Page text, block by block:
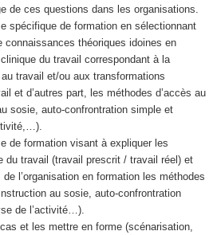
de ces questions dans les organisations.
spécifique de formation en sélectionnant
connaissances théoriques idoines en
du travail correspondant à la
travail et/ou aux transformations
et d’autres part, les méthodes d’accès au
sosie, auto-confrontration simple et
de formation visant à expliquer les
du travail (travail prescrit / travail réel) et
l’organisation en formation les méthodes
au sosie, auto-confrontration
de l’activité…).
et les mettre en forme (scénarisation,